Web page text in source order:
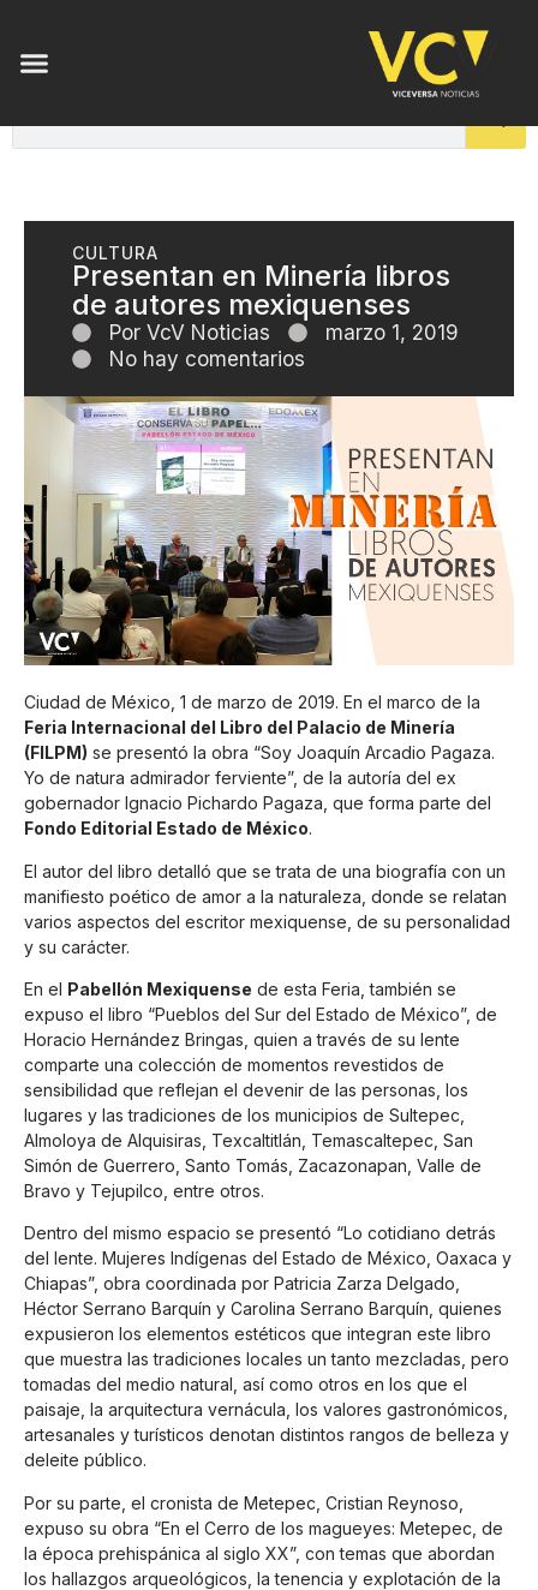
CULTURA
Presentan en Minería libros
de autores mexiquenses
Por VcV Noticias
marzo 1, 2019
No hay comentarios
Ciudad de México, 1 de marzo de 2019. En el marco de la
Feria Internacional del Libro del Palacio de Minería
(FILPM) se presentó la obra “Soy Joaquín Arcadio Pagaza.
Yo de natura admirador ferviente”, de la autoría del ex
gobernador Ignacio Pichardo Pagaza, que forma parte del
Fondo Editorial Estado de México.
El autor del libro detalló que se trata de una biografía con un
manifiesto poético de amor a la naturaleza, donde se relatan
varios aspectos del escritor mexiquense, de su personalidad
y su carácter.
En el Pabellón Mexiquense de esta Feria, también se
expuso el libro “Pueblos del Sur del Estado de México”, de
Horacio Hernández Bringas, quien a través de su lente
comparte una colección de momentos revestidos de
sensibilidad que reflejan el devenir de las personas, los
lugares y las tradiciones de los municipios de Sultepec,
Almoloya de Alquisiras, Texcaltitlán, Temascaltepec, San
Simón de Guerrero, Santo Tomás, Zacazonapan, Valle de
Bravo y Tejupilco, entre otros.
Dentro del mismo espacio se presentó “Lo cotidiano detrás
del lente. Mujeres Indígenas del Estado de México, Oaxaca y
Chiapas”, obra coordinada por Patricia Zarza Delgado,
Héctor Serrano Barquín y Carolina Serrano Barquín, quienes
expusieron los elementos estéticos que integran este libro
que muestra las tradiciones locales un tanto mezcladas, pero
tomadas del medio natural, así como otros en los que el
paisaje, la arquitectura vernácula, los valores gastronómicos,
artesanales y turísticos denotan distintos rangos de belleza y
deleite público.
Por su parte, el cronista de Metepec, Cristian Reynoso,
expuso su obra “En el Cerro de los magueyes: Metepec, de
la época prehispánica al siglo XX”, con temas que abordan
los hallazgos arqueológicos, la tenencia y explotación de la